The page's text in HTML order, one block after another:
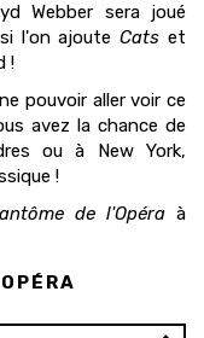
Webber sera joué
si l'on ajouteCats et
!
pouvoir aller voir ce
avez la chance de
ou à New York,
!
de l'Opéra à